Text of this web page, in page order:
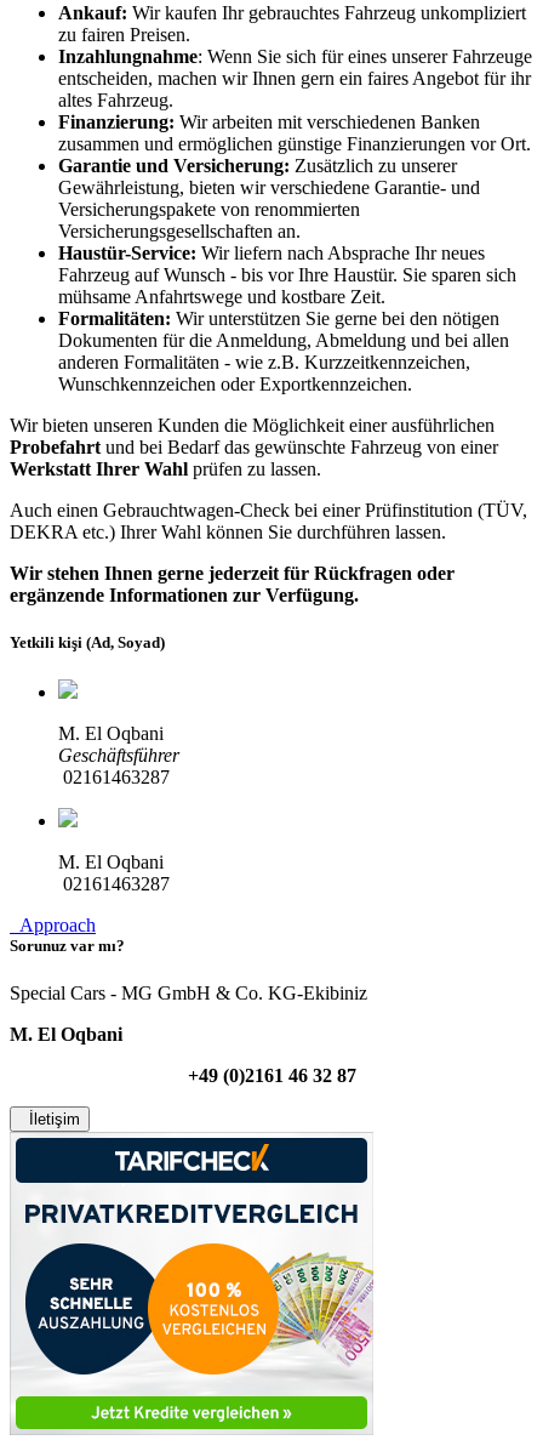
Ankauf: Wir kaufen Ihr gebrauchtes Fahrzeug unkompliziert
zu fairen Preisen.
Inzahlungnahme: Wenn Sie sich für eines unserer Fahrzeuge
entscheiden, machen wir Ihnen gern ein faires Angebot für ihr
altes Fahrzeug.
Finanzierung: Wir arbeiten mit verschiedenen Banken
zusammen und ermöglichen günstige Finanzierungen vor Ort.
Garantie und Versicherung: Zusätzlich zu unserer
Gewährleistung, bieten wir verschiedene Garantie- und
Versicherungspakete von renommierten
Versicherungsgesellschaften an.
Haustür-Service: Wir liefern nach Absprache Ihr neues
Fahrzeug auf Wunsch - bis vor Ihre Haustür. Sie sparen sich
mühsame Anfahrtswege und kostbare Zeit.
Formalitäten: Wir unterstützen Sie gerne bei den nötigen
Dokumenten für die Anmeldung, Abmeldung und bei allen
anderen Formalitäten - wie z.B. Kurzzeitkennzeichen,
Wunschkennzeichen oder Exportkennzeichen.
Wir bieten unseren Kunden die Möglichkeit einer ausführlichen
Probefahrt und bei Bedarf das gewünschte Fahrzeug von einer
Werkstatt Ihrer Wahl prüfen zu lassen.
Auch einen Gebrauchtwagen-Check bei einer Prüfinstitution (TÜV,
DEKRA etc.) Ihrer Wahl können Sie durchführen lassen.
Wir stehen Ihnen gerne jederzeit für Rückfragen oder
ergänzende Informationen zur Verfügung.
Yetkili kişi (Ad, Soyad)
M. El Oqbani
Geschäftsführer
02161463287
M. El Oqbani
02161463287
Approach
Sorunuz var mı?
Special Cars - MG GmbH & Co. KG-Ekibiniz
M. El Oqbani
+49 (0)2161 46 32 87
İletişim